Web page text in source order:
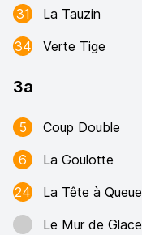
31
La Tauzin
34
Verte Tige
3a
5 Coup Double
6
La Goulotte
24
La Tête à Queue
Le Mur de Glace